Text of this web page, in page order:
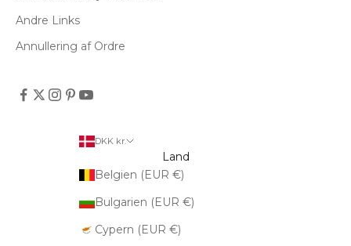
Andre Links
Annullering af Ordre
DKK kr.
Land
Belgien (EUR €)
Bulgarien (EUR €)
Cypern (EUR €)